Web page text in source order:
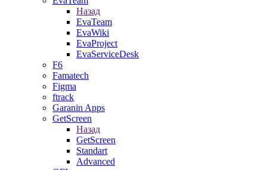
Назад
EvaTeam
EvaWiki
EvaProject
EvaServiceDesk
F6
Famatech
Figma
ftrack
Garanin Apps
GetScreen
Назад
GetScreen
Standart
Advanced